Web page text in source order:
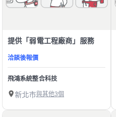
提供「弱電工程廠商」服務
洽談後報價
飛鴻系統整合科技
新北市與其他3個